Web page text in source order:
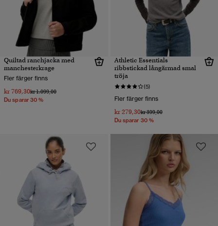
Quiltad ranchjacka med
manchesterkrage
Fler färger finns
kr 769,30Pris reducerat från
kr 1.099,00till
Du sparar 30 %
Athletic Essentials
ribbstickad långärmad smal
tröja
(5)
Fler färger finns
kr 279,30Pris reducerat från
kr 399,00till
Du sparar 30 %